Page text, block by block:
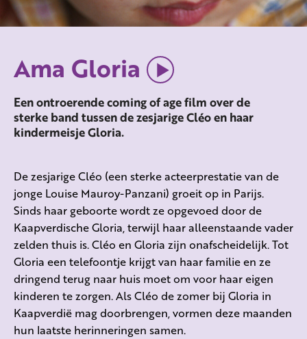
Ama Gloria
Een ontroerende coming of age film over de
sterke band tussen de zesjarige Cléo en haar
kindermeisje Gloria.
De zesjarige Cléo (een sterke acteerprestatie van de
jonge Louise Mauroy-Panzani) groeit op in Parijs.
Sinds haar geboorte wordt ze opgevoed door de
Kaapverdische Gloria, terwijl haar alleenstaande vader
zelden thuis is. Cléo en Gloria zijn onafscheidelijk. Tot
Gloria een telefoontje krijgt van haar familie en ze
dringend terug naar huis moet om voor haar eigen
kinderen te zorgen. Als Cléo de zomer bij Gloria in
Kaapverdië mag doorbrengen, vormen deze maanden
hun laatste herinneringen samen.